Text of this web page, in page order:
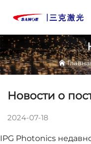
Новости о
2024-07-18
IPG Photonics